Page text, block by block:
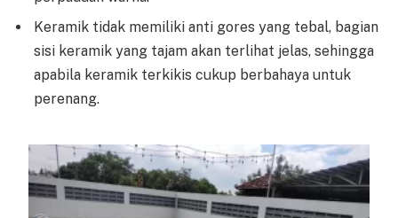
Keramik tidak memiliki anti gores yang tebal, bagian
sisi keramik yang tajam akan terlihat jelas, sehingga
apabila keramik terkikis cukup berbahaya untuk
perenang.